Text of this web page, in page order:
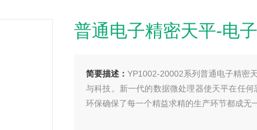
普通电子精密天平-电
简要描述：YP1002-20002系列普通电子精密
与科技。新一代的数据微处理器使天平在任
环保确保了每一个精益求精的生产环节都成无